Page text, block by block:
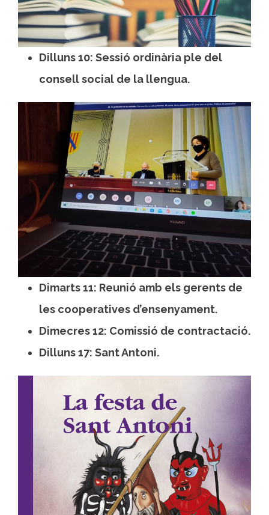
Dilluns 10: Sessió ordinària ple del
consell social de la llengua.
Dimarts 11: Reunió amb els gerents de
les cooperatives d’ensenyament.
Dimecres 12: Comissió de contractació.
Dilluns 17: Sant Antoni.